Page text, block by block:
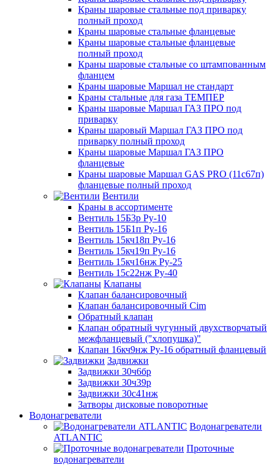
Краны шаровые стальные под приварку
полный проход
Краны шаровые стальные фланцевые
Краны шаровые стальные фланцевые
полный проход
Краны шаровые стальные со штампованным
фланцем
Краны шаровые Маршал не стандарт
Краны стальные для газа ТЕМПЕР
Краны шаровые Маршал ГАЗ ПРО под
приварку
Краны шаровый Маршал ГАЗ ПРО под
приварку полный проход
Краны шаровые Маршал ГАЗ ПРО
фланцевые
Краны шаровые Маршал GAS PRO (11с67п)
фланцевые полный проход
Вентили
Краны в ассортименте
Вентиль 15Б3р Ру-10
Вентиль 15Б1п Ру-16
Вентиль 15кч18п Ру-16
Вентиль 15кч19п Ру-16
Вентиль 15кч16нж Ру-25
Вентиль 15с22нж Ру-40
Клапаны
Клапан балансировочный
Клапан балансировочный Cim
Обратный клапан
Клапан обратный чугунный двухстворчатый
межфланцевый ("хлопушка)"
Клапан 16кч9нж Ру-16 обратный фланцевый
Задвижки
Задвижки 30ч6бр
Задвижки 30ч39р
Задвижки 30с41нж
Затворы дисковые поворотные
Водонагреватели
Водонагреватели
ATLANTIC
Проточные
водонагреватели